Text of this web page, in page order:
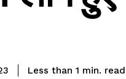
Less than 1 min. read